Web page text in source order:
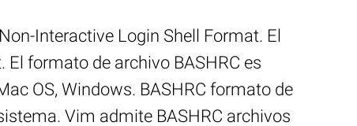
Interactive Login Shell Format. El
formato de archivo BASHRC es
OS, Windows. BASHRC formato de
Vim admite BASHRC archivos